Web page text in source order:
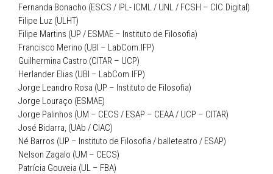
Fernanda Bonacho (ESCS / IPL- ICML / UNL / FCSH – CIC.Digital)
Filipe Luz (ULHT)
Filipe Martins (UP / ESMAE – Instituto de Filosofia)
Francisco Merino (UBI – LabCom.IFP)
Guilhermina Castro (CITAR – UCP)
Herlander Elias (UBI – LabCom.IFP)
Jorge Leandro Rosa (UP – Instituto de Filosofia)
Jorge Louraço (ESMAE)
Jorge Palinhos (UM – CECS / ESAP – CEAA / UCP – CITAR)
José Bidarra, (UAb / CIAC)
Né Barros (UP – Instituto de Filosofia / balleteatro / ESAP)
Nelson Zagalo (UM – CECS)
Patrícia Gouveia (UL – FBA)